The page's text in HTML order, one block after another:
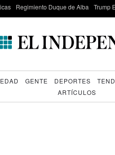
Regimiento Duque de Alba Trump
GENTE DEPORTES
ARTÍCULOS